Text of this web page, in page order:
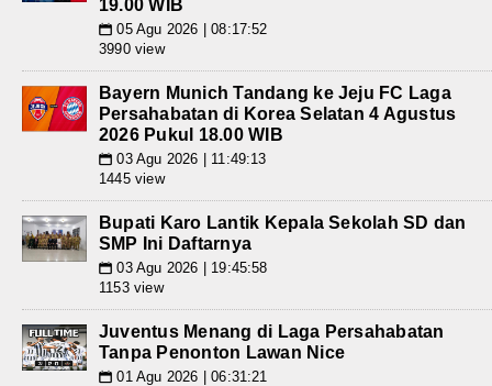
19.00 WIB
📅 05 Agu 2026 | 08:17:52
3990 view
Bayern Munich Tandang ke Jeju FC Laga
Persahabatan di Korea Selatan 4 Agustus
2026 Pukul 18.00 WIB
📅 03 Agu 2026 | 11:49:13
1445 view
Bupati Karo Lantik Kepala Sekolah SD dan
SMP Ini Daftarnya
📅 03 Agu 2026 | 19:45:58
1153 view
Juventus Menang di Laga Persahabatan
Tanpa Penonton Lawan Nice
📅 01 Agu 2026 | 06:31:21